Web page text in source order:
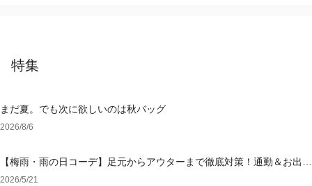
特集
まだ夏。でも次に欲しいのは秋バッグ
2026/8/6
【梅雨・雨の日コーデ】足元からアウターまで徹底対策！通勤＆お出か
けを乗り切る「大人の撥水・ウォッシャブル」特集
2026/5/21